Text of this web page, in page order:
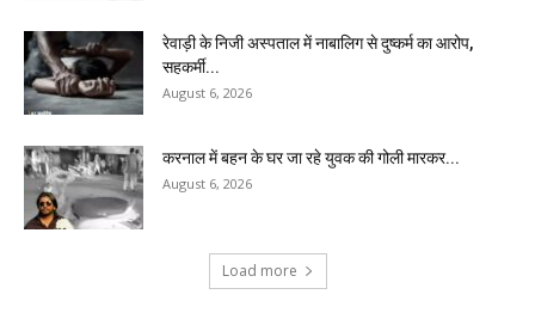
रेवाड़ी के निजी अस्पताल में नाबालिग से दुष्कर्म का आरोप,
सहकर्मी...
August 6, 2026
करनाल में बहन के घर जा रहे युवक की गोली मारकर...
August 6, 2026
Load more